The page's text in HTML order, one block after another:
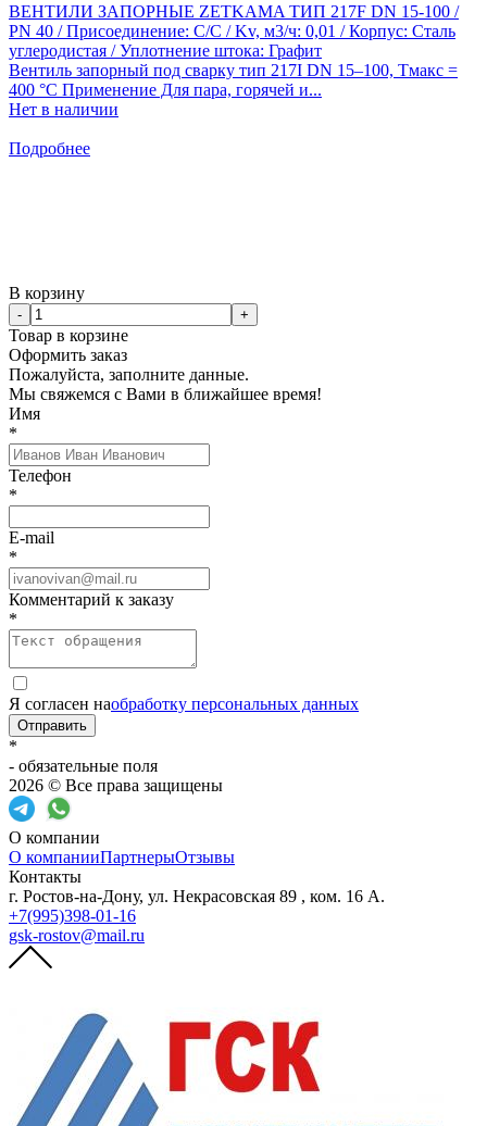
ВЕНТИЛИ ЗАПОРНЫЕ ZETKAMA ТИП 217F DN 15-100 /
PN 40 / Присоединение: С/С / Kv, м3/ч: 0,01 / Корпус: Сталь
углеродистая / Уплотнение штока: Графит
Вентиль запорный под сварку тип 217I DN 15–100, Тмакс =
400 °С​ Применение Для пара, горячей и...
Нет в наличии
Подробнее
В корзину
- +
Товар в корзине
Оформить заказ
Пожалуйста, заполните данные.
Мы свяжемся с Вами в ближайшее время!
Имя
*
Телефон
*
E-mail
*
Комментарий к заказу
*
Я согласен наобработку персональных данных
Отправить
*
- обязательные поля
2026 © Все права защищены
О компании
О компанииПартнерыОтзывы
Контакты
г. Ростов-на-Дону, ул. Некрасовская 89 , ком. 16 А.
+7(995)398-01-16
gsk-rostov@mail.ru